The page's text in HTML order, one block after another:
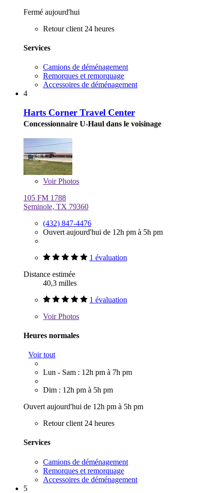
Fermé aujourd'hui
Retour client 24 heures
Services
Camions de déménagement
Remorques et remorquage
Accessoires de déménagement
4
Harts Corner Travel Center
Concessionnaire U-Haul dans le voisinage
VoirPhotos
105 FM 1788
Seminole, TX 79360
(432) 847-4476
Ouvert aujourd'hui de 12h pm à 5h pm
1 évaluation
Distance estimée
40,3 milles
1 évaluation
VoirPhotos
Heures normales
Voir tout
Lun - Sam : 12h pm à 7h pm
Dim : 12h pm à 5h pm
Ouvert aujourd'hui de 12h pm à 5h pm
Retour client 24 heures
Services
Camions de déménagement
Remorques et remorquage
Accessoires de déménagement
5